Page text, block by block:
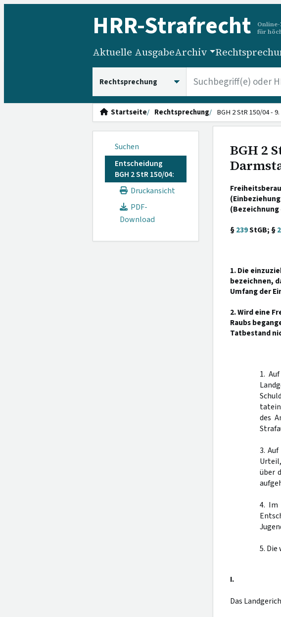
HRR-Strafrecht
für
Aktuelle AusgabeArchiv
Startseite Rechtsprechung BGH 2 StR 150/04 -
Suchen
Entscheidung
BGH 2 StR 150/04:
Druckansicht
PDF-
Download
BGH 2
§239StGB; §
1. Die
bezeichnen,
Umfang der
2. Wird eine
Raubs
Tatbestand
1.
des
3.
über
4. Im
5.
I.
Das